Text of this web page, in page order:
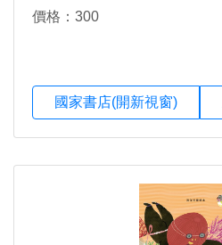
價格：300
國家書店(開新視窗)